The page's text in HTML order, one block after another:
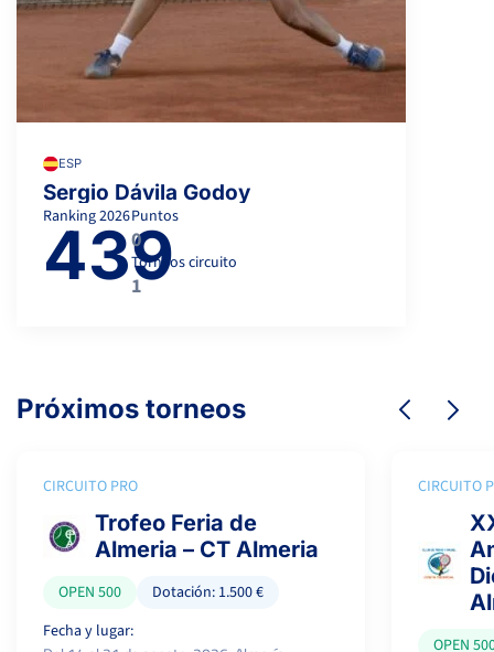
ESP
Sergio Dávila Godoy
Ranking2026
439
Puntos
0
Torneos circuito
1
Próximos torneos
CIRCUITO PRO
Trofeo Feria de
Almeria – CT Almeria
OPEN 500
Dotación: 1.500 €
Fecha y lugar:
CIRCUITO
OPEN